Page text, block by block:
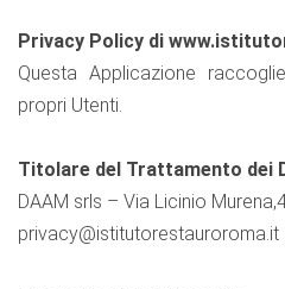
Privacy Policy di
Questa Applicazione
propri Utenti.
Titolare del Trattamento dei
DAAM srls – Via Licinio
privacy@istitutorestauroroma.it